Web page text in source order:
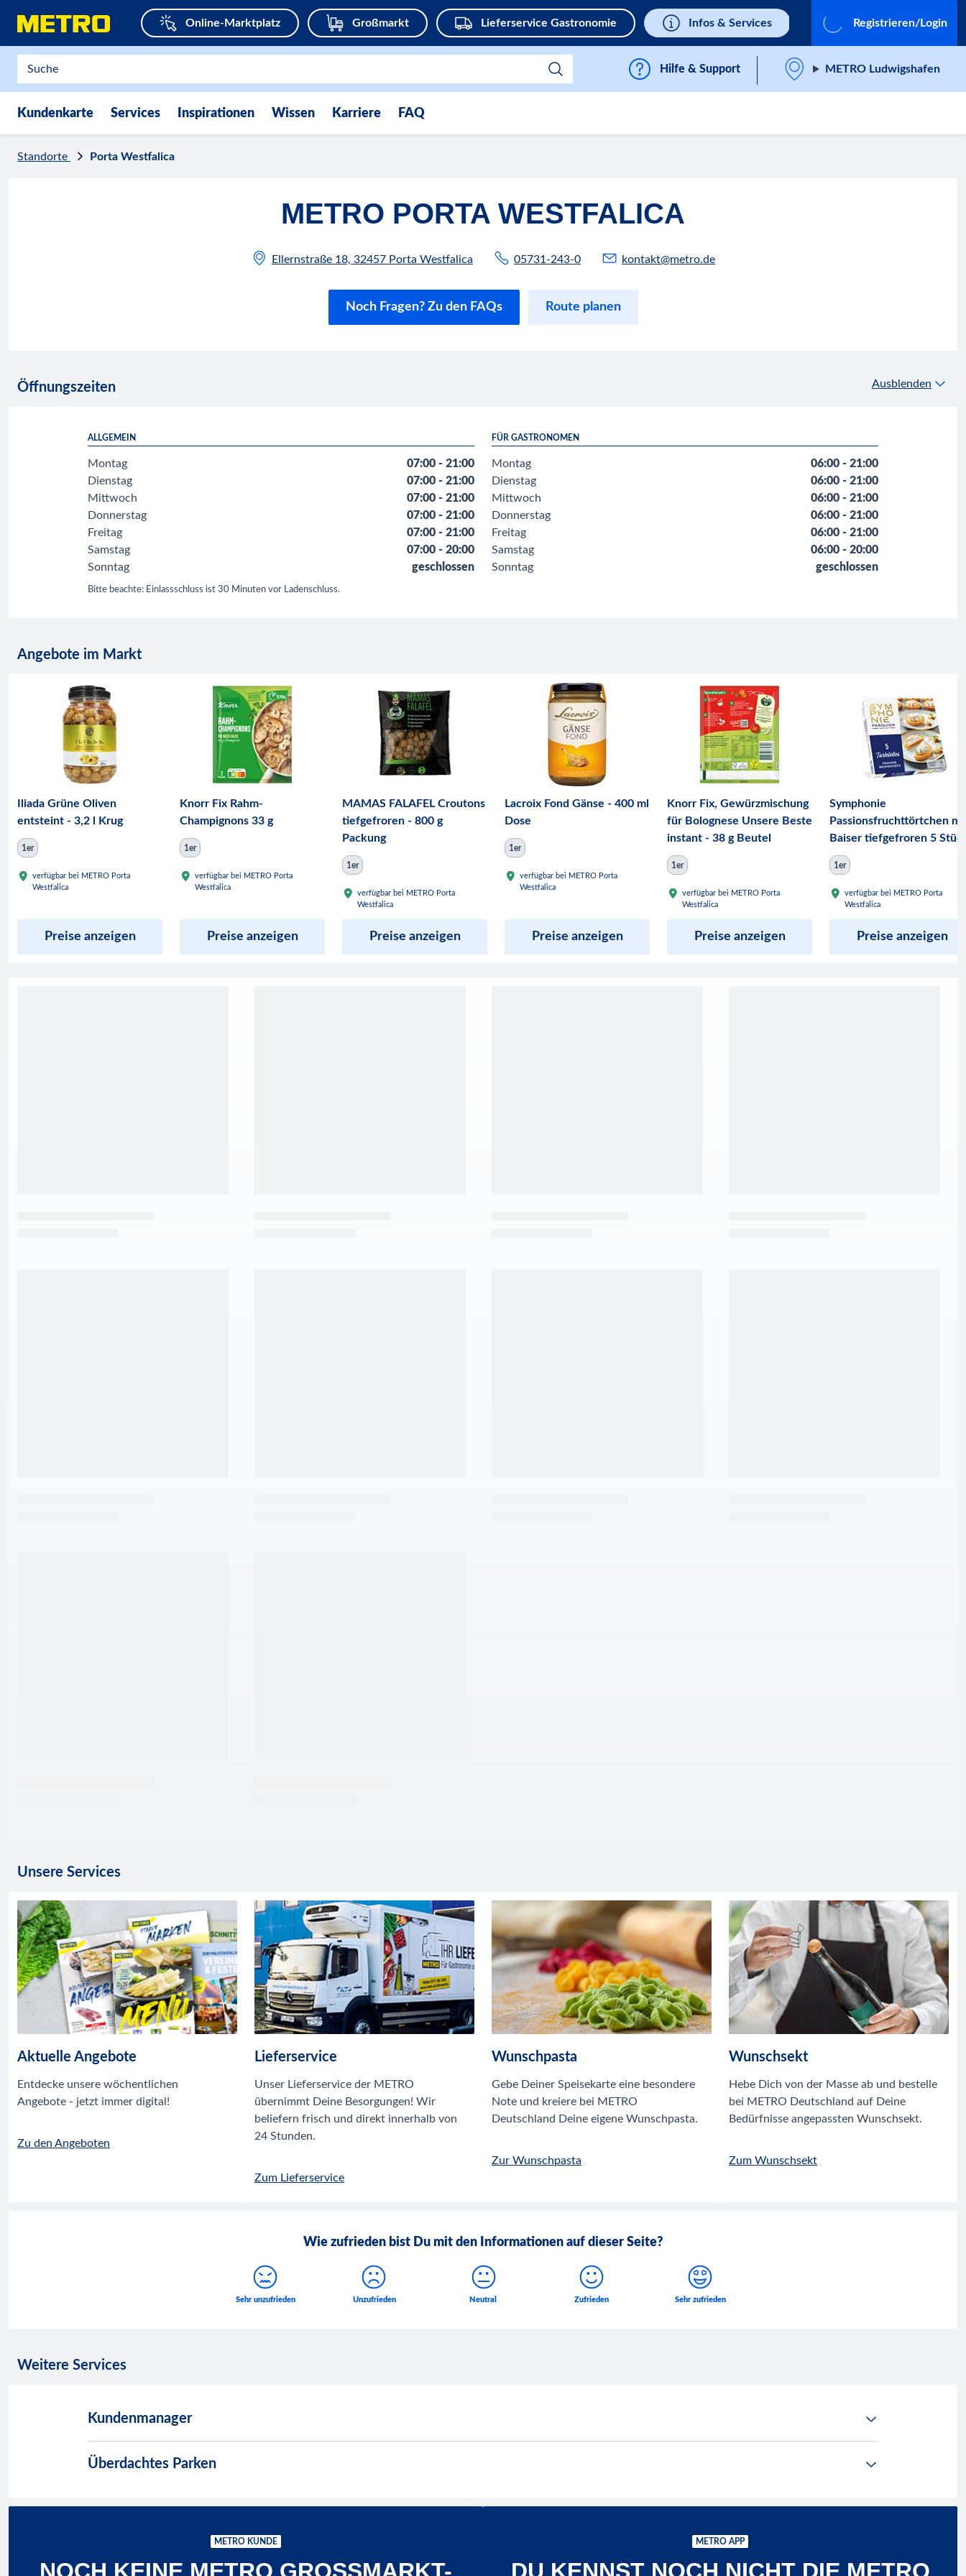
Online-Marktplatz Großmarkt Lieferservice Gastronomie Infos & Services Registrieren/Login
Hilfe & Support METRO Ludwigshafen
Kundenkarte Services Inspirationen Wissen Karriere FAQ
Standorte Porta Westfalica
METRO PORTA WESTFALICA
Ellernstraße 18, 32457 Porta Westfalica 05731-243-0 kontakt@metro.de
Noch Fragen? Zu den FAQs Route planen
Öffnungszeiten Ausblenden
ALLGEMEIN
Montag
Dienstag
Mittwoch
Donnerstag
Freitag
Samstag
Sonntag
07:00 - 21:00
07:00 - 21:00
07:00 - 21:00
07:00 - 21:00
07:00 - 21:00
07:00 - 20:00
geschlossen
FÜR GASTRONOMEN
Montag
Dienstag
Mittwoch
Donnerstag
Freitag
Samstag
Sonntag
06:00 - 21:00
06:00 - 21:00
06:00 - 21:00
06:00 - 21:00
06:00 - 21:00
06:00 - 20:00
geschlossen
Bitte beachte: Einlassschluss ist 30 Minuten vor Ladenschluss.
Angebote im Markt
Iliada Grüne Oliven
entsteint - 3,2 l Krug
1er
verfügbar bei METRO Porta
Westfalica
Preise anzeigen
Knorr Fix Rahm-
Champignons 33 g
1er
verfügbar bei METRO Porta
Westfalica
Preise anzeigen
MAMAS FALAFEL Croutons
tiefgefroren - 800 g
Packung
1er
verfügbar bei METRO Porta
Westfalica
Preise anzeigen
Lacroix Fond Gänse - 400 ml
Dose
1er
verfügbar bei METRO Porta
Westfalica
Preise anzeigen
Knorr Fix, Gewürzmischung
für Bolognese Unsere Beste
instant - 38 g Beutel
1er
verfügbar bei METRO Porta
Westfalica
Preise anzeigen
Symphonie
Passionsfruchttörtchen
Baiser tiefgefroren 5
- 500 g Stück
1er
verfügbar bei METRO Porta
Westfalica
Preise anzeigen
Unsere Services
Aktuelle Angebote
Entdecke unsere wöchentlichen
Angebote - jetzt immer digital!
Zu den Angeboten
Lieferservice
Unser Lieferservice der METRO
übernimmt Deine Besorgungen! Wir
beliefern frisch und direkt innerhalb von
24 Stunden.
Zum Lieferservice
Wunschpasta
Gebe Deiner Speisekarte eine besondere
Note und kreiere bei METRO
Deutschland Deine eigene Wunschpasta.
Zur Wunschpasta
Wunschsekt
Hebe Dich von der Masse ab und bestelle
bei METRO Deutschland auf Deine
Bedürfnisse angepassten Wunschsekt.
Zum Wunschsekt
Wie zufrieden bist Du mit den Informationen auf dieser Seite?
Weitere Services
Kundenmanager
Überdachtes Parken
METRO KUNDE
NOCH KEINE METRO GROSSMARKT-K
METRO APP
DU KENNST NOCH NICHT DIE METRO